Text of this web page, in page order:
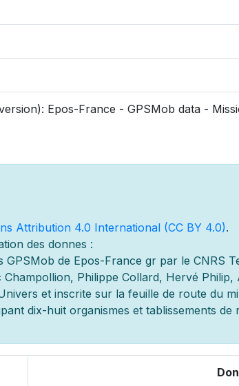
Epos-France - GPSMob data -
Attribution 4.0 International (CC BY 4.0).
des donnes :
GPSMob de Epos-France gr par le CNRS
Philippe Collard, Hervé Philip,
et inscrite sur la feuille de route du
dix-huit organismes et tablissements